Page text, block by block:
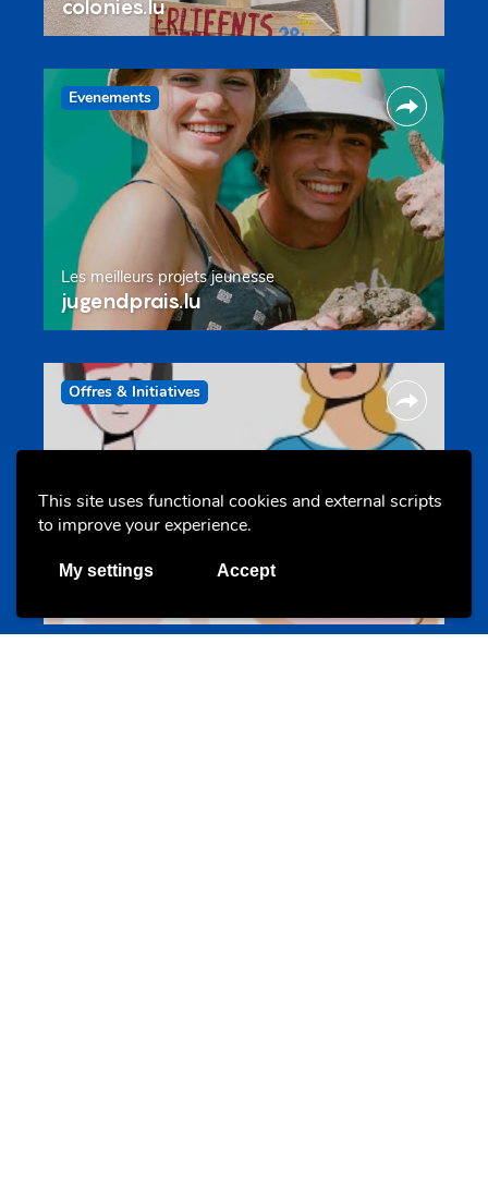
This site uses functional cookies and external scripts
to improve your experience.
My settings Accept
colonies.lu
Evenements
Les meilleurs projets jeunesse
jugendprais.lu
Offres & Initiatives
Un projet de jeunes pour jeunes